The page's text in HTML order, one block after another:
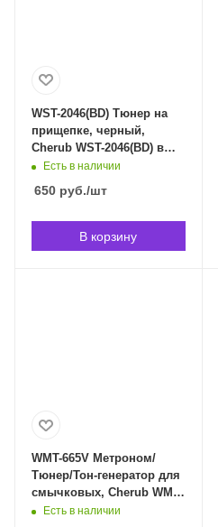
WST-2046(BD) Тюнер на
прищепке, черный,
Cherub WST-2046(BD) в
Владивостоке
Есть в наличии
650 руб./шт
В корзину
WMT-665V Метроном/
Тюнер/Тон-генератор для
смычковых, Cherub WMT-
665V в Владивостоке
Есть в наличии